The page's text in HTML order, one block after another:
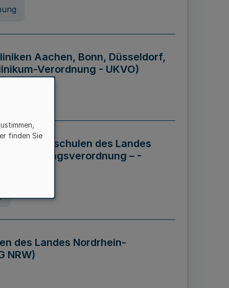
Aachen, Bonn, Düsseldorf,
Verordnung - UKVO)
der Hochschulen des Landes
– -
des Landes Nordrhein-
NRW)
finden Sie